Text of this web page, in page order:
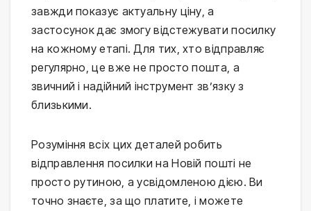
завжди показує актуальну ціну, а
застосунок дає змогу відстежувати посилку
на кожному етапі. Для тих, хто відправляє
регулярно, це вже не просто пошта, а
звичний і надійний інструмент зв’язку з
близькими.
Розуміння всіх цих деталей робить
відправлення посилки на Новій пошті не
просто рутиною, а усвідомленою дією. Ви
точно знаєте, за що платите, і можете